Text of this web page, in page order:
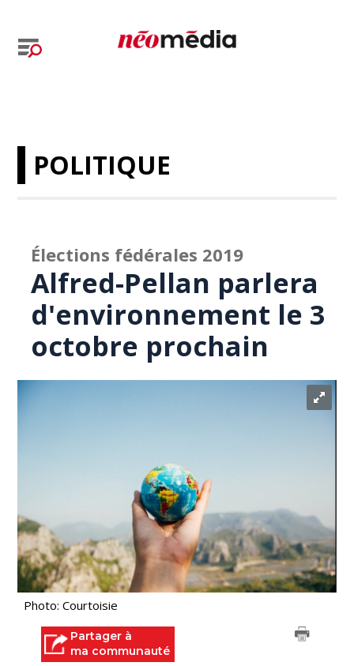
POLITIQUE
Élections fédérales 2019
Alfred-Pellan parlera
d'environnement le 3
octobre prochain
Photo: Courtoisie
Partager à
ma communauté